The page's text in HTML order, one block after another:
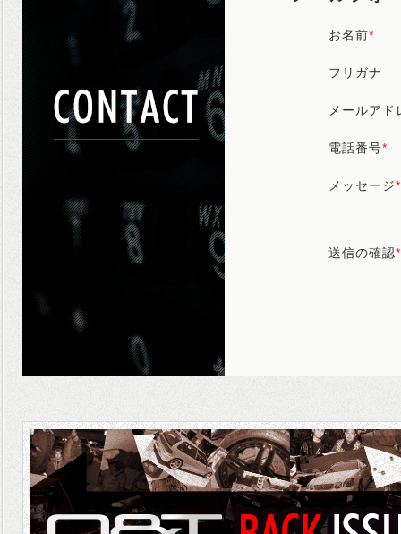
お名前*
フリガナ
メールアド
電話番号*
メッセージ*
送信の確認*